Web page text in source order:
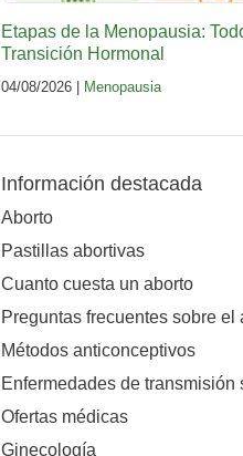
Etapas de la Menopausia:
Transición Hormonal
04/08/2026 | Menopausia
Información destacada
Aborto
Pastillas abortivas
Cuanto cuesta un aborto
Preguntas frecuentes sobre el
Métodos anticonceptivos
Enfermedades de transmisión
Ofertas médicas
Ginecología